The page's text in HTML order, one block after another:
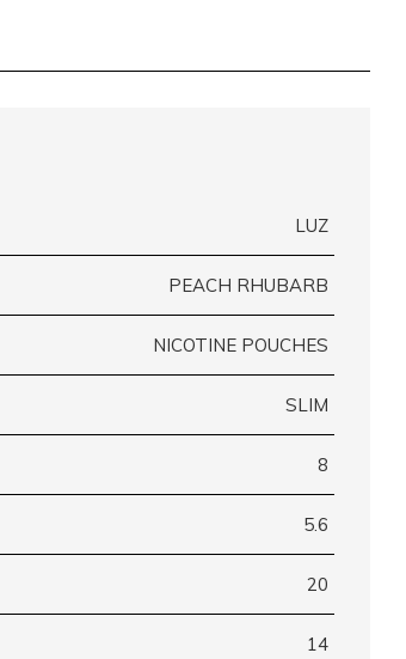
LUZ
PEACH RHUBARB
NICOTINE POUCHES
SLIM
8
5.6
20
14